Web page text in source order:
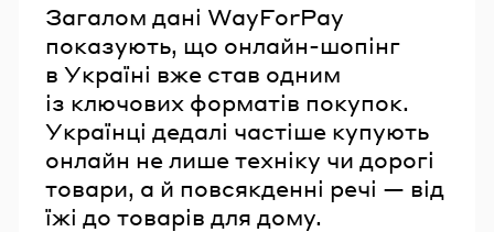
Загалом дані WayForPay
показують, що онлайн-шопінг
в Україні вже став одним
із ключових форматів покупок.
Українці дедалі частіше купують
онлайн не лише техніку чи дорогі
товари, а й повсякденні речі — від
їжі до товарів для дому.